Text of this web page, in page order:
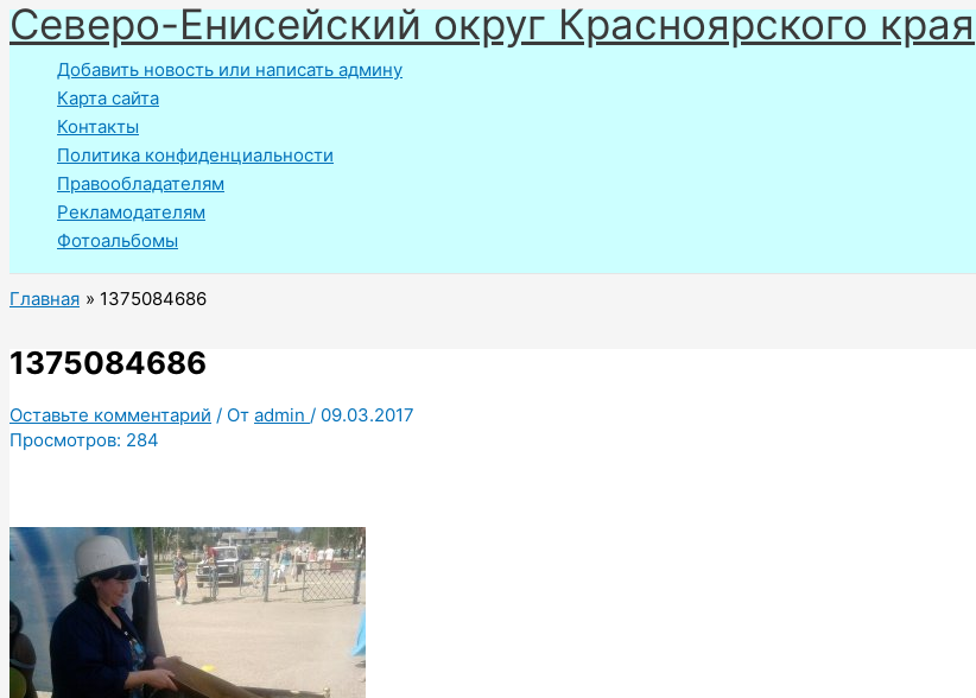
Перейти
к
содержимому
Северо-Енисейский округ Красноярского края
Добавить новость или написать админу
Карта сайта
Контакты
Политика конфиденциальности
Правообладателям
Рекламодателям
Фотоальбомы
Главная 1375084686
1375084686
Оставьте комментарий / От admin / 09.03.2017
Просмотров: 284